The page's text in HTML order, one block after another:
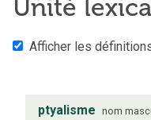
Unité
Afficher les
ptyalisme nom